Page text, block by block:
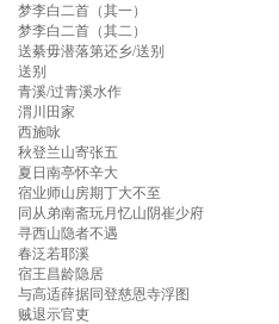
梦李白二首（其一）
梦李白二首（其二）
送綦毋潜落第还乡/送别
送别
青溪/过青溪水作
渭川田家
西施咏
秋登兰山寄张五
夏日南亭怀辛大
宿业师山房期丁大不至
同从弟南斋玩月忆山阴崔少府
寻西山隐者不遇
春泛若耶溪
宿王昌龄隐居
与高适薛据同登慈恩寺浮图
贼退示官吏